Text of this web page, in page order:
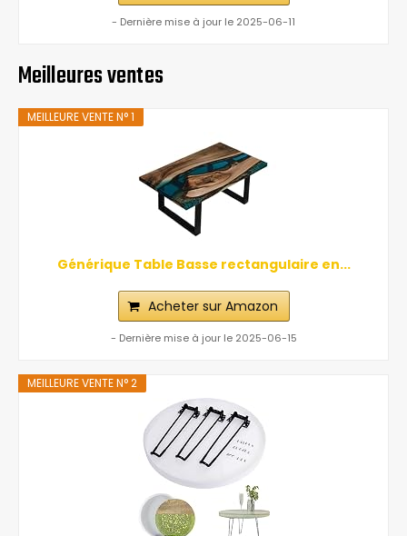
- Dernière mise à jour le 2025-06-11
Meilleures ventes
MEILLEURE VENTE N° 1
Générique Table Basse rectangulaire en...
Acheter sur Amazon
- Dernière mise à jour le 2025-06-15
MEILLEURE VENTE N° 2